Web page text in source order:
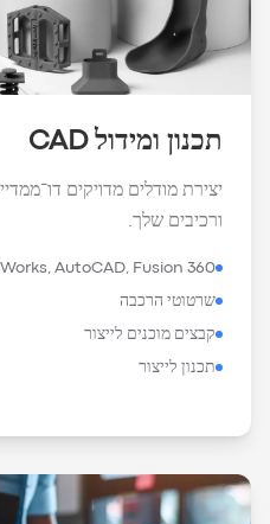
תכנון ומידול CAD
יצירת מודלים מדויקים
ורכיבים שלך.
AutoCAD, Fusion 360
שרטוטי הרכבה
קבצים מוכנים לייצור
תכנון לייצור